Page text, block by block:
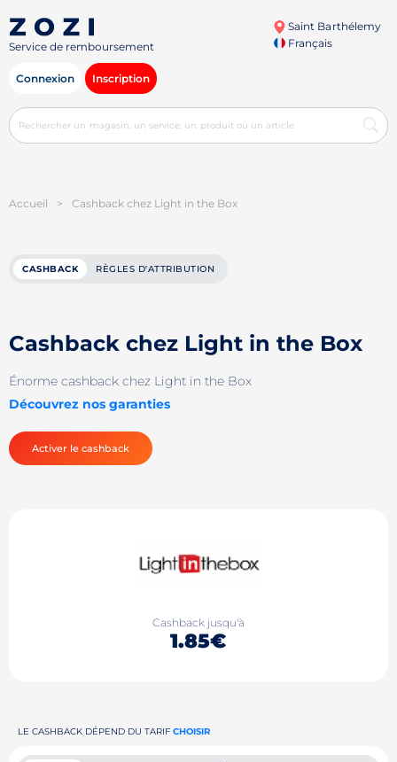
Service de remboursement
Saint Barthélemy
Français
Connexion Inscription
Accueil > Cashback chez Light in the Box
CASHBACK RÈGLES D'ATTRIBUTION
Cashback chez Light in the Box
Énorme cashback chez Light in the Box
Découvrez nos garanties
Activer le cashback
Cashback jusqu'à
1.85€
LE CASHBACK DÉPEND DU TARIF CHOISIR